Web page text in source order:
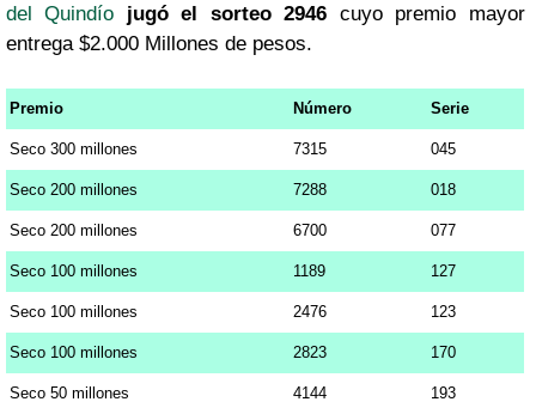
del Quindío
jugó el sorteo 2946 cuyo premio mayor
entrega $2.000 Millones de pesos.
Premio Número Serie
Seco 300 millones 7315 045
Seco 200 millones 7288 018
Seco 200 millones 6700 077
Seco 100 millones 1189 127
Seco 100 millones 2476 123
Seco 100 millones 2823 170
Seco 50 millones 4144 193